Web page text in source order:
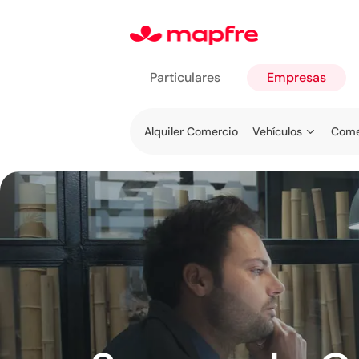
Particulares Empresas
Ir a
Alquiler Comercio Vehículos